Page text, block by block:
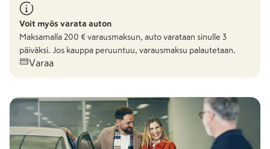
Voit myös varata auton
Maksamalla 200 € varausmaksun, auto varataan sinulle 3
päiväksi. Jos kauppa peruuntuu, varausmaksu palautetaan.
Varaa